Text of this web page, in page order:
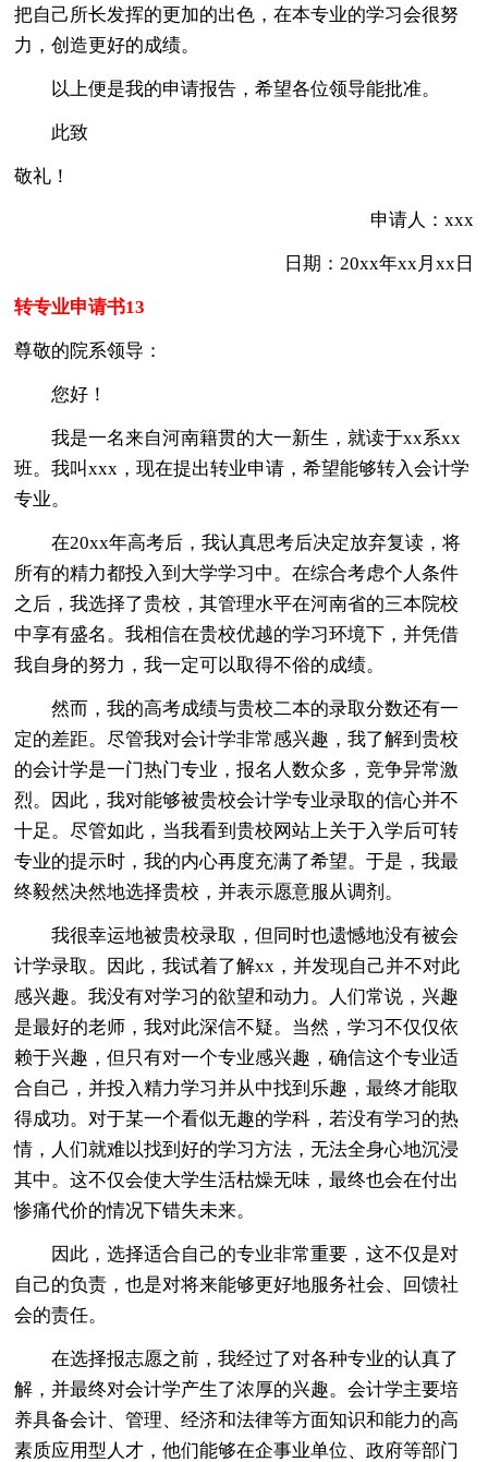
把自己所长发挥的更加的出色，在本专业的学习会很努
力，创造更好的成绩。
以上便是我的申请报告，希望各位领导能批准。
此致
敬礼！
申请人：xxx
日期：20xx年xx月xx日
转专业申请书13
尊敬的院系领导：
您好！
我是一名来自河南籍贯的大一新生，就读于xx系xx
班。我叫xxx，现在提出转业申请，希望能够转入会计学
专业。
在20xx年高考后，我认真思考后决定放弃复读，将
所有的精力都投入到大学学习中。在综合考虑个人条件
之后，我选择了贵校，其管理水平在河南省的三本院校
中享有盛名。我相信在贵校优越的学习环境下，并凭借
我自身的努力，我一定可以取得不俗的成绩。
然而，我的高考成绩与贵校二本的录取分数还有一
定的差距。尽管我对会计学非常感兴趣，我了解到贵校
的会计学是一门热门专业，报名人数众多，竞争异常激
烈。因此，我对能够被贵校会计学专业录取的信心并不
十足。尽管如此，当我看到贵校网站上关于入学后可转
专业的提示时，我的内心再度充满了希望。于是，我最
终毅然决然地选择贵校，并表示愿意服从调剂。
我很幸运地被贵校录取，但同时也遗憾地没有被会
计学录取。因此，我试着了解xx，并发现自己并不对此
感兴趣。我没有对学习的欲望和动力。人们常说，兴趣
是最好的老师，我对此深信不疑。当然，学习不仅仅依
赖于兴趣，但只有对一个专业感兴趣，确信这个专业适
合自己，并投入精力学习并从中找到乐趣，最终才能取
得成功。对于某一个看似无趣的学科，若没有学习的热
情，人们就难以找到好的学习方法，无法全身心地沉浸
其中。这不仅会使大学生活枯燥无味，最终也会在付出
惨痛代价的情况下错失未来。
因此，选择适合自己的专业非常重要，这不仅是对
自己的负责，也是对将来能够更好地服务社会、回馈社
会的责任。
在选择报志愿之前，我经过了对各种专业的认真了
解，并最终对会计学产生了浓厚的兴趣。会计学主要培
养具备会计、管理、经济和法律等方面知识和能力的高
素质应用型人才，他们能够在企事业单位、政府等部门